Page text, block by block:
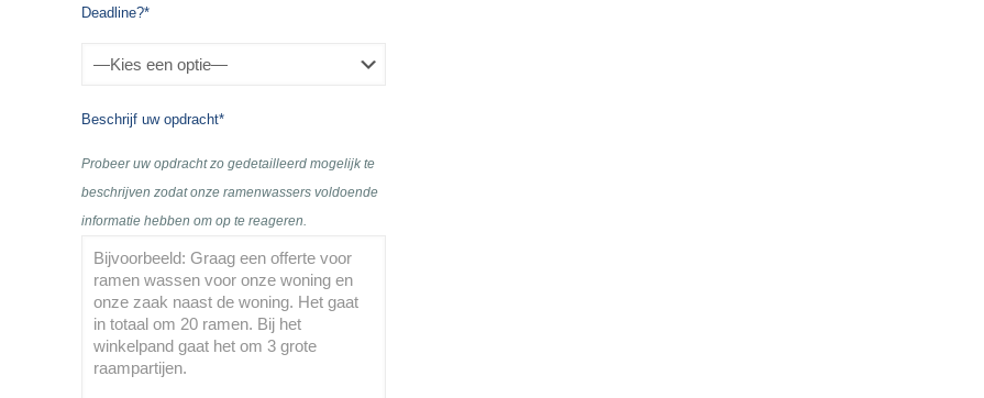
Deadline?*
Beschrijf uw opdracht*
Probeer uw opdracht zo gedetailleerd mogelijk te
beschrijven zodat onze ramenwassers voldoende
informatie hebben om op te reageren.